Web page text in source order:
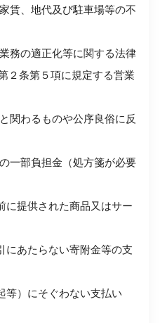
、地代及び駐車場等の不
の適正化等に関する法律
２条第５項に規定する営業
わるものや公序良俗に反
部負担金（処方箋が必要
提供された商品又はサー
あたらない寄附金等の支
）にそぐわない支払い